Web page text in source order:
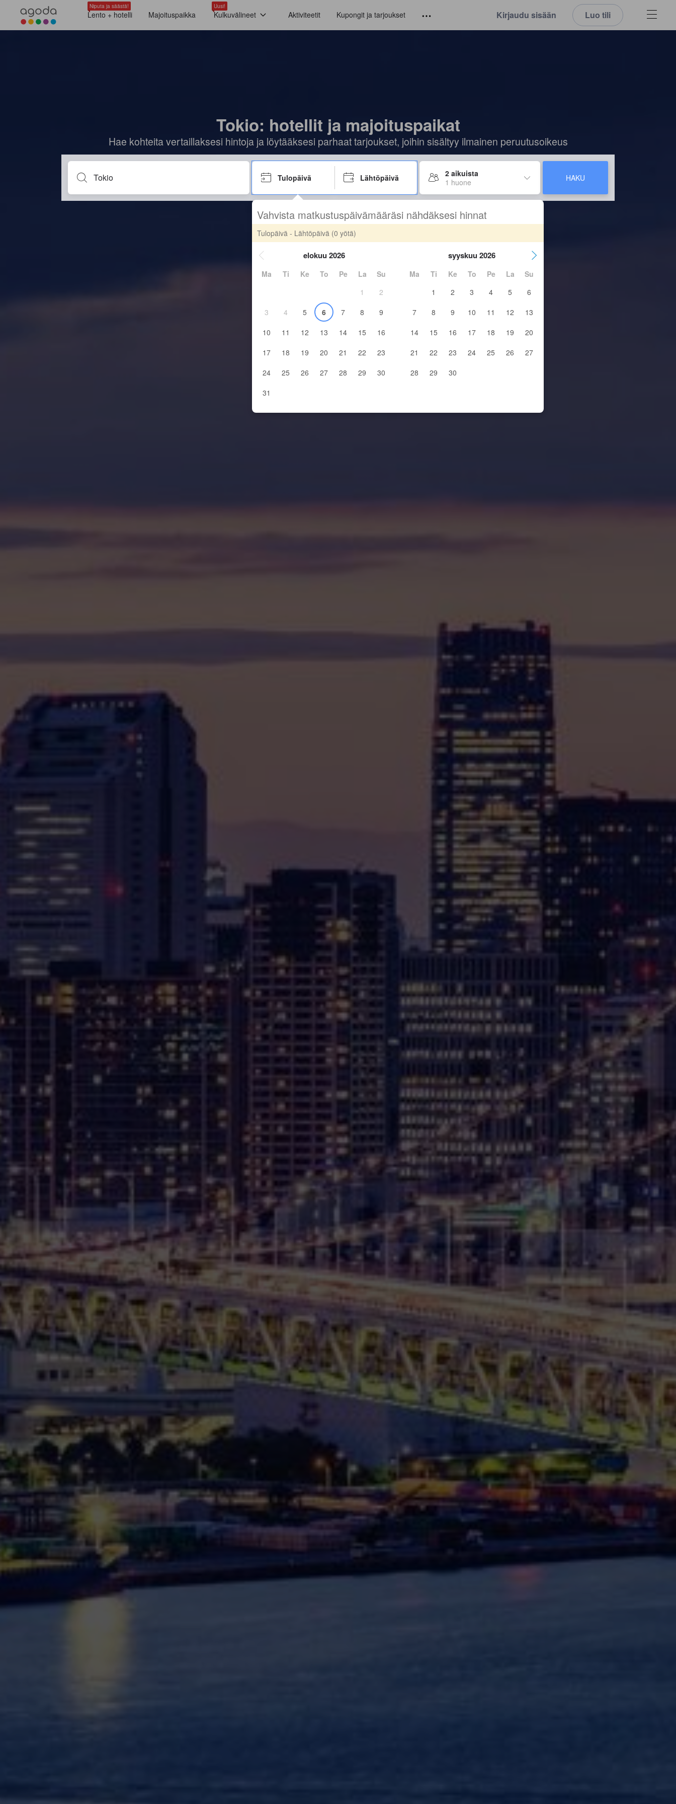
Niputa ja säästä!
Lento + hotelli Majoituspaikka
Uusi!
Kulkuvälineet Aktiviteetit Kupongit ja tarjoukset Kirjaudu sisään Luo tili
Tokio: hotellit ja majoituspaikat
Hae kohteita vertaillaksesi hintoja ja löytääksesi parhaat tarjoukset, joihin sisältyy ilmainen peruutusoikeus
Tulopäivä Lähtöpäivä
2 aikuista
1 huone
HAKU
Vahvista matkustuspäivämääräsi nähdäksesi hinnat
Tulopäivä - Lähtöpäivä (0 yötä)
elokuu 2026
Ma Ti Ke To Pe La
Su
1
2
3
4 5 6 7 8
9
10
11 12 13 14 15
16
17
18 19 20 21 22
23
24
25 26 27 28 29
30
31
syyskuu 2026
Ma Ti Ke To Pe La
Su
1
2 3 4 5
6
7
8 9 10 11 12
13
14
15 16 17 18 19
20
21
22 23 24 25 26
27
28
29 30